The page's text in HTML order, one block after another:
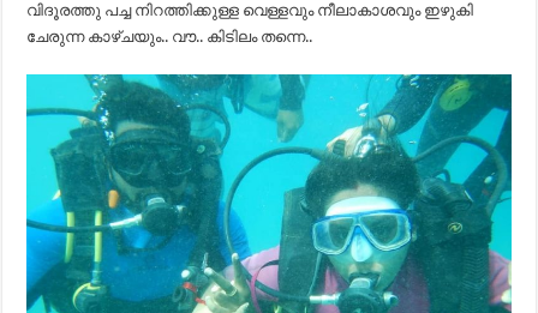
വിദൂരത്തു പച്ച നിറത്തിക്കുള്ള വെള്ളവും നീലാകാശവും ഇഴുകി
ചേരുന്ന കാഴ്ചയും.. വൗ.. കിടിലം തന്നെ..